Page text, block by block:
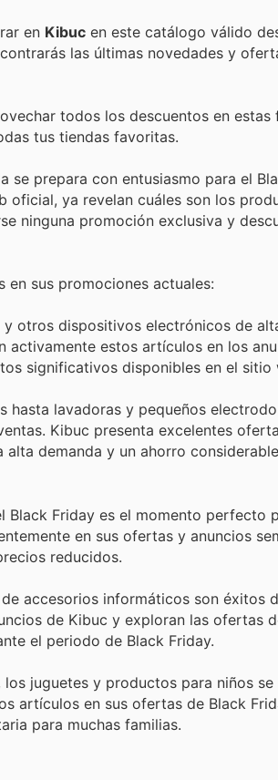
para ahorrar en Kibuc en este catálogo válido
las últimas novedades y
todos los descuentos en estas
tus tiendas favoritas.
prepara con entusiasmo para el
oficial, ya revelan cuáles son los
ninguna promoción exclusiva y
sus promociones actuales:
otros dispositivos electrónicos de
activamente estos artículos en los
significativos disponibles en el
lavadoras y pequeños
Kibuc presenta excelentes
demanda y un ahorro
Black Friday es el momento perfecto
en sus ofertas y anuncios
reducidos.
accesorios informáticos son éxitos
de Kibuc y exploran las ofertas
el periodo de Black Friday.
juguetes y productos para niños se
artículos en sus ofertas de Black
para muchas familias.